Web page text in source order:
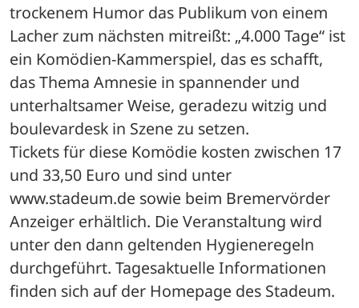
trockenem Humor das Publikum von einem
Lacher zum nächsten mitreißt: „4.000 Tage“ ist
ein Komödien-Kammerspiel, das es schafft,
das Thema Amnesie in spannender und
unterhaltsamer Weise, geradezu witzig und
boulevardesk in Szene zu setzen.
Tickets für diese Komödie kosten zwischen 17
und 33,50 Euro und sind unter
www.stadeum.de sowie beim Bremervörder
Anzeiger erhältlich. Die Veranstaltung wird
unter den dann geltenden Hygieneregeln
durchgeführt. Tagesaktuelle Informationen
finden sich auf der Homepage des Stadeum.